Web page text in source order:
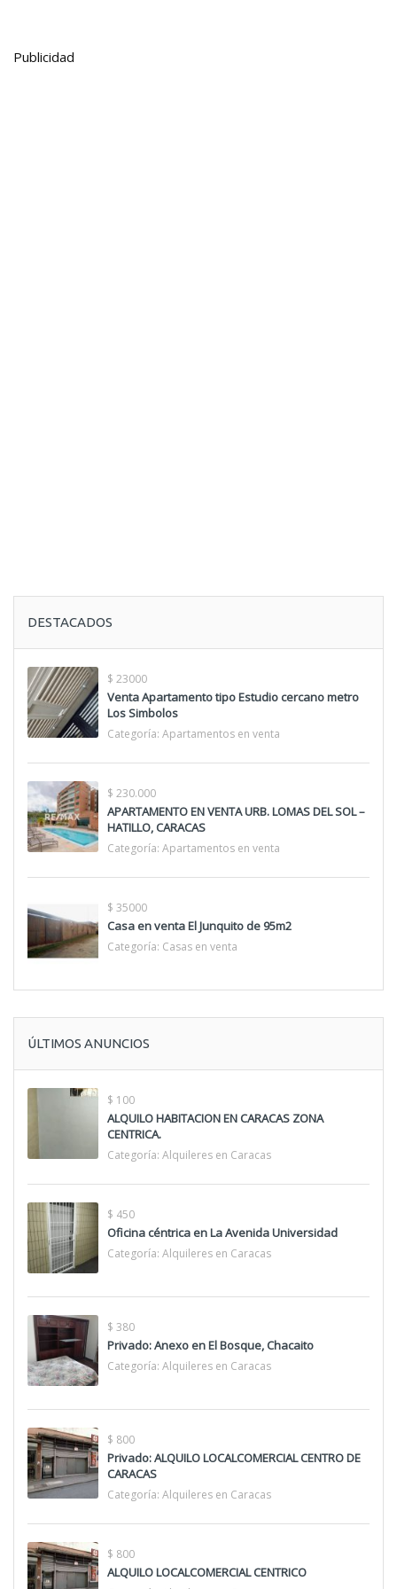
Publicidad
DESTACADOS
$ 23000
Venta Apartamento tipo Estudio cercano metro
Los Simbolos
Categoría: Apartamentos en venta
$ 230.000
APARTAMENTO EN VENTA URB. LOMAS DEL SOL –
HATILLO, CARACAS
Categoría: Apartamentos en venta
$ 35000
Casa en venta El Junquito de 95m2
Categoría: Casas en venta
ÚLTIMOS ANUNCIOS
$ 100
ALQUILO HABITACION EN CARACAS ZONA
CENTRICA.
Categoría: Alquileres en Caracas
$ 450
Oficina céntrica en La Avenida Universidad
Categoría: Alquileres en Caracas
$ 380
Privado: Anexo en El Bosque, Chacaito
Categoría: Alquileres en Caracas
$ 800
Privado: ALQUILO LOCALCOMERCIAL CENTRO DE
CARACAS
Categoría: Alquileres en Caracas
$ 800
ALQUILO LOCALCOMERCIAL CENTRICO